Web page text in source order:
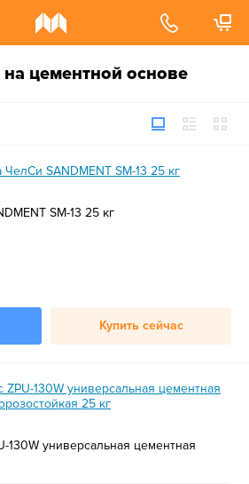
цементной основе
SM-13 25 кг
Купить сейчас
130W универсальная цементная